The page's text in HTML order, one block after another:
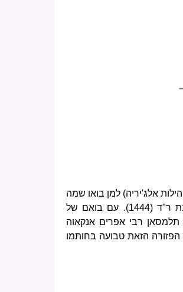
אלג'יריה) למן בואו שמה
מן האי מיורקה בשנת קנ"א (1391) בעקבות הפרעות בקטלוניה ובארגון ועד לפטירתו בשנת ר"ד (1444). עם בואם של
רבי אפרים אנקאוה
הזאת טבועה בחותמו